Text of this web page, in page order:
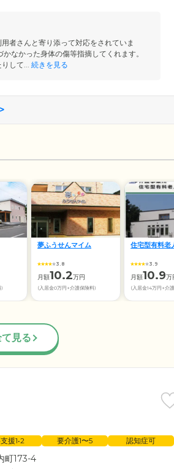
。ゆったりとマイペースにお過ごし
者さんと寄り添って対応をされていま
なかった身体の傷等指摘してくれます。
して... 続きを見る
)
夢ふうせんマイム
3.8
月額10.2万円
(入居金0万円+介護保険料)
住宅型有料老
3.9
月額10.9万
(入居金14万円+介
見る
援1•2 要介護1〜5 認知症可
町173-4